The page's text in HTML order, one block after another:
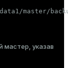
master/
мастер, указав